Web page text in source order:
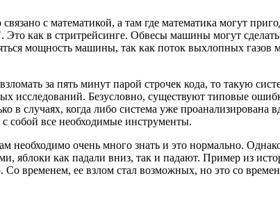
с математикой, а там где математика могут
как в стритрейсинге. Обвесы машины могут
мощность машины, так как поток выхлопных газов
за пять минут парой строчек кода, то такую
Безусловно, существуют типовые
в случаях, когда либо система уже проанализирована
собой все необходимые инструменты.
необходимо очень много знать и это нормально.
яблоки как падали вниз, так и падают. Пример из
временем, ее взлом стал возможных, но это со